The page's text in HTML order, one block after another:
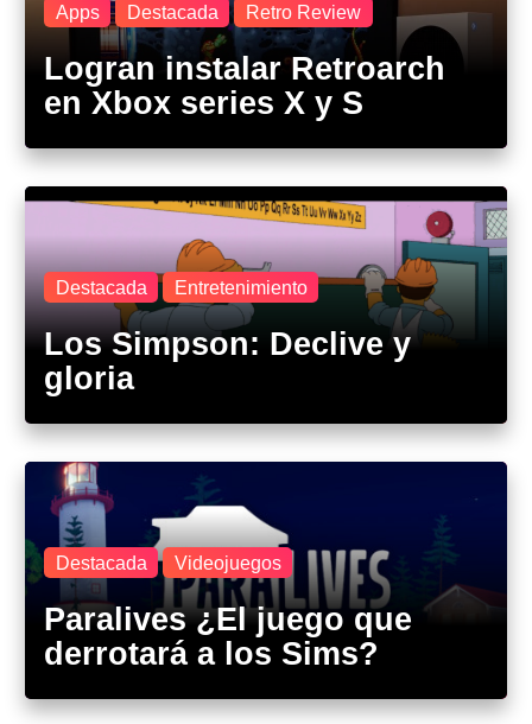
Apps Destacada Retro Review
Logran instalar Retroarch
en Xbox series X y S
Destacada Entretenimiento
Los Simpson: Declive y
gloria
Destacada Videojuegos
Paralives ¿El juego que
derrotará a los Sims?